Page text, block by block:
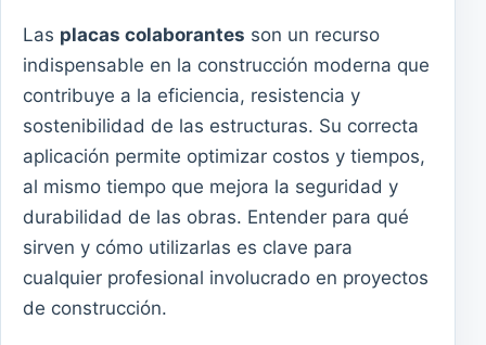
Las placas colaborantes son un recurso
indispensable en la construcción moderna que
contribuye a la eficiencia, resistencia y
sostenibilidad de las estructuras. Su correcta
aplicación permite optimizar costos y tiempos,
al mismo tiempo que mejora la seguridad y
durabilidad de las obras. Entender para qué
sirven y cómo utilizarlas es clave para
cualquier profesional involucrado en proyectos
de construcción.